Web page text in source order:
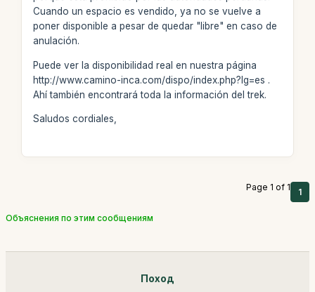
Cuando un espacio es vendido, ya no se vuelve a
poner disponible a pesar de quedar "libre" en caso de
anulación.
Puede ver la disponibilidad real en nuestra página
http://www.camino-inca.com/dispo/index.php?lg=es .
Ahí también encontrará toda la información del trek.
Saludos cordiales,
Page 1 of 1 1
Объяснения по этим сообщениям
Поход